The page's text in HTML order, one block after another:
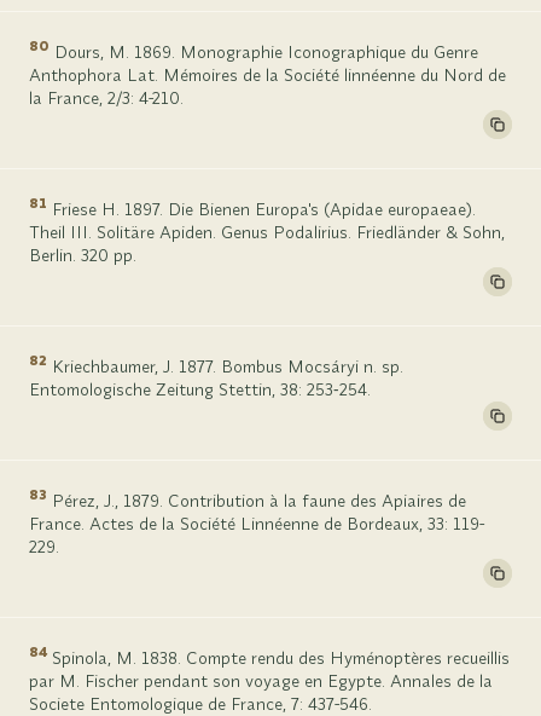
80 Dours, M. 1869. Monographie Iconographique du Genre
Anthophora Lat. Mémoires de la Société linnéenne du Nord de
la France, 2/3: 4-210.
81 Friese H. 1897. Die Bienen Europa's (Apidae europaeae).
Theil III. Solitäre Apiden. Genus Podalirius. Friedländer & Sohn,
Berlin. 320 pp.
82 Kriechbaumer, J. 1877. Bombus Mocsáryi n. sp.
Entomologische Zeitung Stettin, 38: 253‑254.
83 Pérez, J., 1879. Contribution à la faune des Apiaires de
France. Actes de la Société Linnéenne de Bordeaux, 33: 119-
229.
84 Spinola, M. 1838. Compte rendu des Hyménoptères recueillis
par M. Fischer pendant son voyage en Egypte. Annales de la
Societe Entomologique de France, 7: 437-546.